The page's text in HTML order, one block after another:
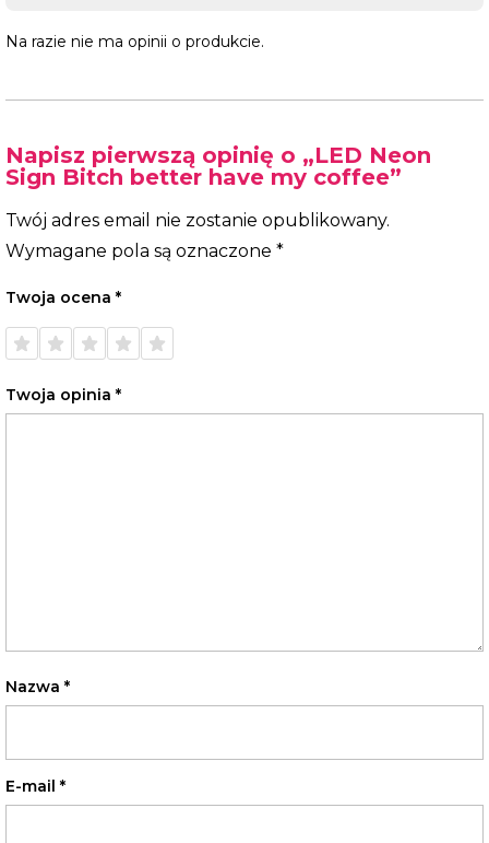
Na razie nie ma opinii o produkcie.
Napisz pierwszą opinię o „LED Neon
Sign Bitch better have my coffee”
Twój adres email nie zostanie opublikowany.
Wymagane pola są oznaczone *
Twoja ocena *
1 z 5
gwiazdek
2 z 5
gwiazdek
3 z 5
gwiazdek
4 z 5
gwiazdek
5 z 5
gwiazdek
Twoja opinia *
Nazwa *
E-mail *